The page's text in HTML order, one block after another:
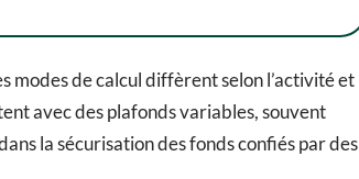
modes de calcul diffèrent selon l’activité et
avec des plafonds variables, souvent
la sécurisation des fonds confiés par des